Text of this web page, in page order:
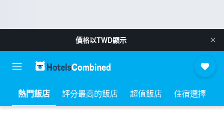
價格以TWD顯示
熱門飯店 評分最高的飯店 超值飯店 住宿選擇